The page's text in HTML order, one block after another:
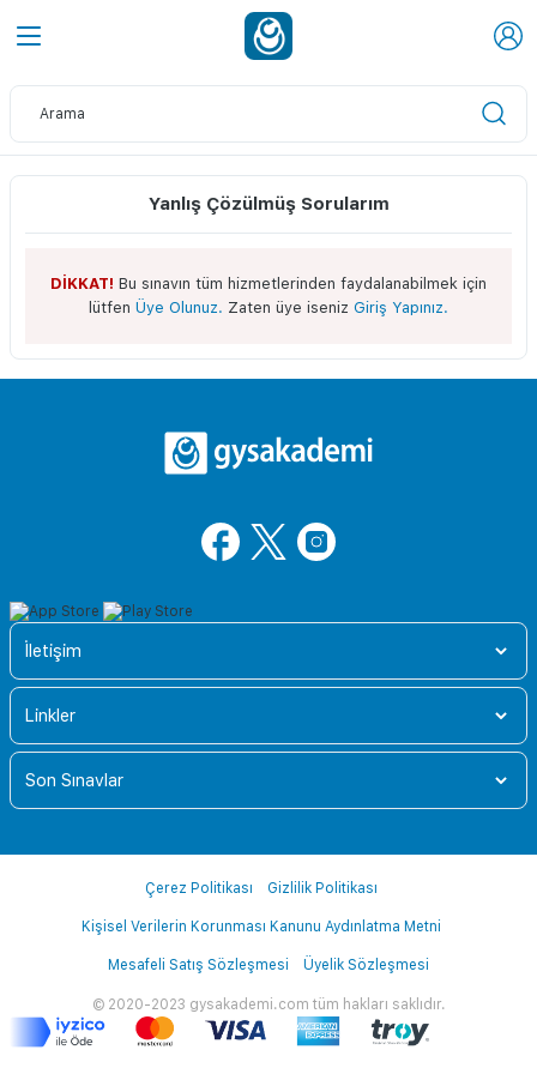
Yanlış Çözülmüş Sorularım
DİKKAT! Bu sınavın tüm hizmetlerinden faydalanabilmek için
lütfen Üye Olunuz. Zaten üye iseniz Giriş Yapınız.
İletişim
Linkler
Son Sınavlar
© 2020-2023 gysakademi.com tüm hakları saklıdır.
Çerez Politikası Gizlilik Politikası
Kişisel Verilerin Korunması Kanunu Aydınlatma Metni
Mesafeli Satış Sözleşmesi Üyelik Sözleşmesi